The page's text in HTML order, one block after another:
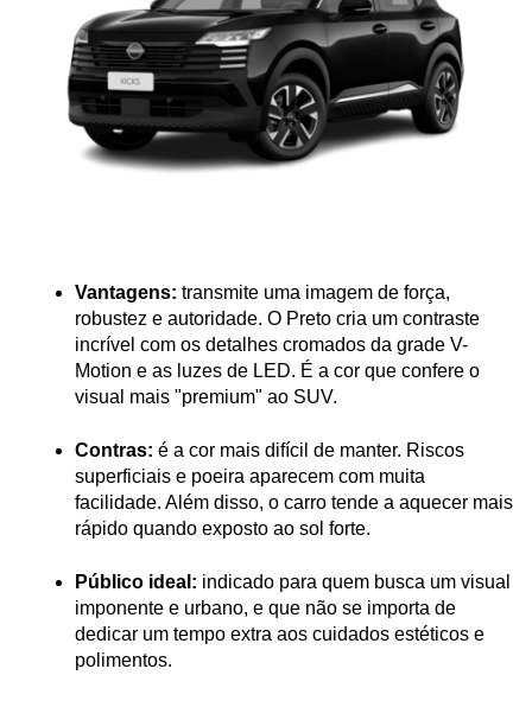
Vantagens: transmite uma imagem de força,
robustez e autoridade. O Preto cria um contraste
incrível com os detalhes cromados da grade V-
Motion e as luzes de LED. É a cor que confere o
visual mais "premium" ao SUV.
Contras: é a cor mais difícil de manter. Riscos
superficiais e poeira aparecem com muita
facilidade. Além disso, o carro tende a aquecer mais
rápido quando exposto ao sol forte.
Público ideal: indicado para quem busca um visual
imponente e urbano, e que não se importa de
dedicar um tempo extra aos cuidados estéticos e
polimentos.